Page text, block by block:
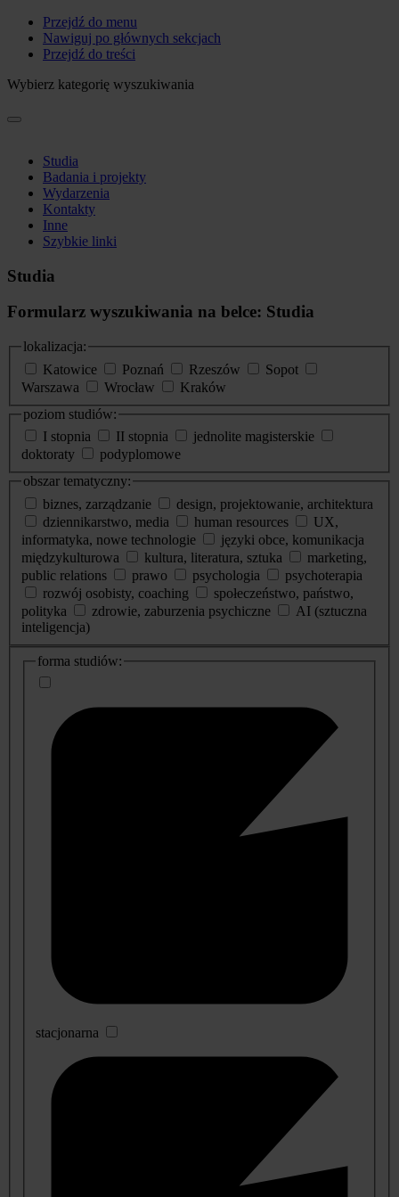
Przejdź do menu
Nawiguj po głównych sekcjach
Przejdź do treści
Wybierz kategorię wyszukiwania
Studia
Badania i projekty
Wydarzenia
Kontakty
Inne
Szybkie linki
Studia
Formularz wyszukiwania na belce: Studia
lokalizacja:
Katowice
Poznań Rzeszów
Sopot
Warszawa
Wrocław
Kraków
poziom studiów:
I stopnia
II stopnia
jednolite magisterskie
doktoraty
podyplomowe
obszar tematyczny:
biznes, zarządzanie
design, projektowanie, architektura
dziennikarstwo, media
human resources
UX,
informatyka, nowe technologie
języki obce, komunikacja
międzykulturowa
kultura, literatura, sztuka
marketing,
public relations
prawo psychologia
psychoterapia
rozwój osobisty, coaching
społeczeństwo, państwo,
polityka
zdrowie, zaburzenia psychiczne
AI (sztuczna
inteligencja)
dodatkowe
informacje
forma studiów:
stacjonarna